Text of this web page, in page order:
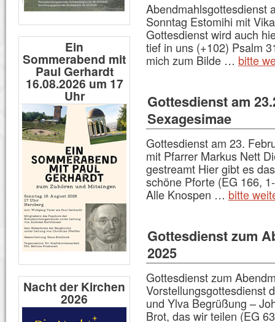
Abendmahlsgottesdienst
Sonntag Estomihi mit
Gottesdienst wird auch
tief in uns (+102) Psalm
mich zum Bilde … bitte
Gottesdienst am
Sexagesimae
Gottesdienst am 23.
mit Pfarrer Markus Nett
gestreamt Hier gibt es
schöne Pforte (EG 166,
Alle Knospen … bitte
Gottesdienst zum
2025
Gottesdienst zum
Vorstellungsgottesdienst
und Ylva Begrüßung –
Brot, das wir teilen (EG
Ein
Sommerabend mit
Paul Gerhardt
16.08.2026 um 17
Uhr
Nacht der Kirchen
2026